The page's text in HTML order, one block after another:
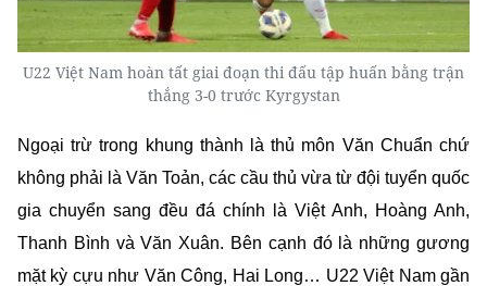
U22 Việt Nam hoàn tất giai đoạn thi đấu tập huấn bằng trận
thắng 3-0 trước Kyrgystan
Ngoại trừ trong khung thành là thủ môn Văn Chuẩn chứ
không phải là Văn Toản, các cầu thủ vừa từ đội tuyển quốc
gia chuyển sang đều đá chính là Việt Anh, Hoàng Anh,
Thanh Bình và Văn Xuân. Bên cạnh đó là những gương
mặt kỳ cựu như Văn Công, Hai Long… U22 Việt Nam gần